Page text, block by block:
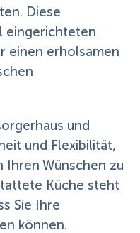
Diese
eingerichteten
einen erholsamen
und
und Flexibilität,
Ihren Wünschen zu
Küche steht
Sie Ihre
können.